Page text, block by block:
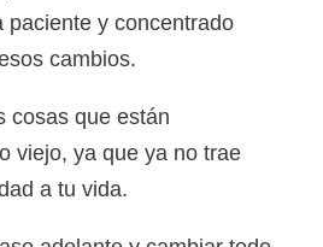
paciente y concentrado
cambios.
cosas que están
viejo, ya que ya no trae
a tu vida.